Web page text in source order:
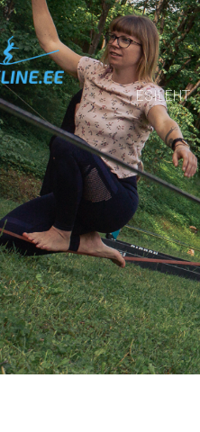
ESILEHT